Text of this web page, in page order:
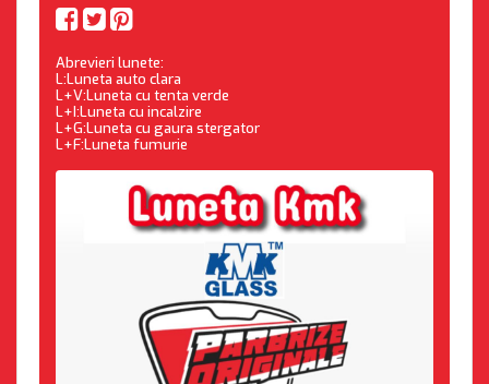
Abrevieri lunete:
L:Luneta auto clara
L+V:Luneta cu tenta verde
L+I:Luneta cu incalzire
L+G:Luneta cu gaura stergator
L+F:Luneta fumurie